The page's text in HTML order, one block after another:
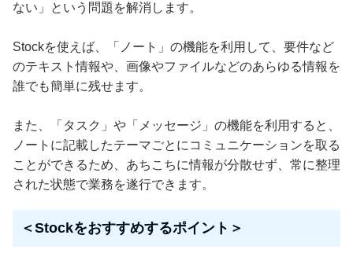
ない」という問題を解消します。
Stockを使えば、「ノート」の機能を利用して、要件など
のテキスト情報や、画像やファイルなどのあらゆる情報を
誰でも簡単に残せます。
また、「タスク」や「メッセージ」の機能を利用すると、
ノートに記載したテーマごとにコミュニケーションを取る
ことができるため、あちこちに情報が分散せず、常に整理
された状態で業務を遂行できます。
＜Stockをおすすめするポイント＞